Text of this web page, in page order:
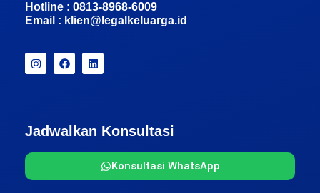
Hotline : 0813-8968-6009
Email : klien@legalkeluarga.id
Jadwalkan Konsultasi
Konsultasi WhatsApp